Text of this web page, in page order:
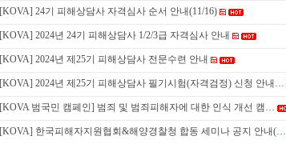
[KOVA] 24기 피해상담사 자격심사 순서 안내(11/16)
[KOVA] 2024년 24기 피해상담사 1/2/3급 자격심사 안내
[KOVA] 2024년 제25기 피해상담사 전문수련 안내
[KOVA] 2024년 제25기 피해상담사 필기시험(자격검정) 신청 안내…
[KOVA 범국민 캠페인] 범죄 및 범죄피해자에 대한 인식 개선 캠…
[KOVA] 한국피해자지원협회&해양경찰청 합동 세미나 공지 안내(…